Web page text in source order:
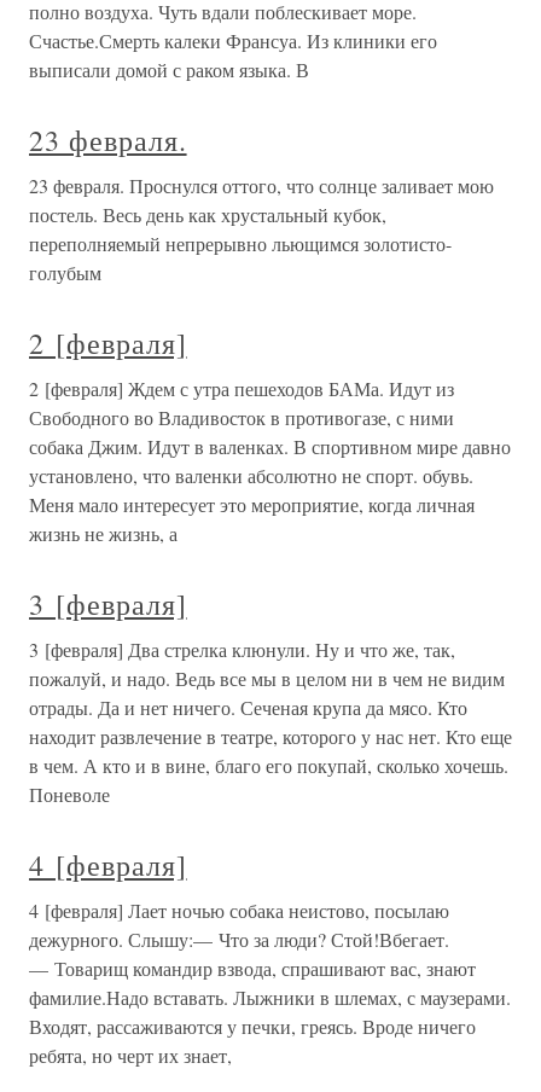
полно воздуха. Чуть вдали поблескивает море.
Счастье.Смерть калеки Франсуа. Из клиники его
выписали домой с раком языка. В
23 февраля.
23 февраля. Проснулся оттого, что солнце заливает мою
постель. Весь день как хрустальный кубок,
переполняемый непрерывно льющимся золотисто-
голубым
2 [февраля]
2 [февраля] Ждем с утра пешеходов БАМа. Идут из
Свободного во Владивосток в противогазе, с ними
собака Джим. Идут в валенках. В спортивном мире давно
установлено, что валенки абсолютно не спорт. обувь.
Меня мало интересует это мероприятие, когда личная
жизнь не жизнь, а
3 [февраля]
3 [февраля] Два стрелка клюнули. Ну и что же, так,
пожалуй, и надо. Ведь все мы в целом ни в чем не видим
отрады. Да и нет ничего. Сеченая крупа да мясо. Кто
находит развлечение в театре, которого у нас нет. Кто еще
в чем. А кто и в вине, благо его покупай, сколько хочешь.
Поневоле
4 [февраля]
4 [февраля] Лает ночью собака неистово, посылаю
дежурного. Слышу:— Что за люди? Стой!Вбегает.
— Товарищ командир взвода, спрашивают вас, знают
фамилие.Надо вставать. Лыжники в шлемах, с маузерами.
Входят, рассаживаются у печки, греясь. Вроде ничего
ребята, но черт их знает,